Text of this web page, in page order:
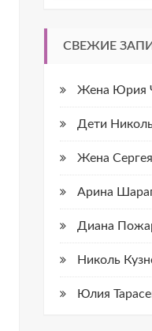
СВЕЖИЕ
Жена Юрия
Дети
Жена
Арина
Диана
Николь
Юлия